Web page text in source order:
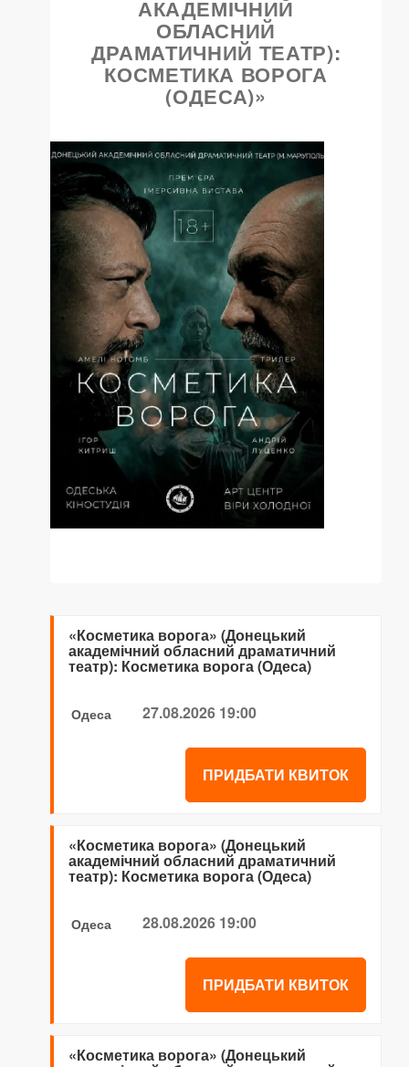
АКАДЕМІЧНИЙ
ОБЛАСНИЙ
ДРАМАТИЧНИЙ ТЕАТР):
КОСМЕТИКА ВОРОГА
(ОДЕСА)»
«Косметика ворога» (Донецький
академічний обласний драматичний
театр): Косметика ворога (Одеса)
Одеса 27.08.2026 19:00
ПРИДБАТИ КВИТОК
«Косметика ворога» (Донецький
академічний обласний драматичний
театр): Косметика ворога (Одеса)
Одеса 28.08.2026 19:00
ПРИДБАТИ КВИТОК
«Косметика ворога» (Донецький